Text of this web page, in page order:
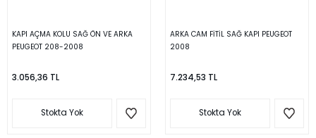
KAPI AÇMA KOLU SAĞ ÖN VE ARKA
PEUGEOT 208-2008
3.056,36 TL
Stokta Yok
ARKA CAM FİTİL SAĞ KAPI PEUGEOT
2008
7.234,53 TL
Stokta Yok